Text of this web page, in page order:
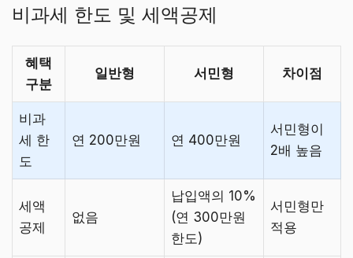
비과세 한도 및 세액공제
혜택
구분
일반형 서민형 차이점
비과
세 한
도
연 200만원 연 400만원
서민형이
2배 높음
세액
공제
없음
납입액의 10%
(연 300만원
한도)
서민형만
적용